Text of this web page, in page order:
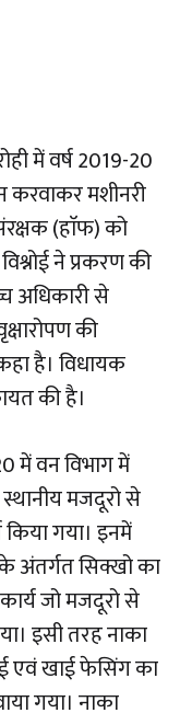
में वर्ष 2019-20
करवाकर मशीनरी
(हाॅफ) को
ने प्रकरण की
अधिकारी से
की
है। विधायक
की है।
में वन विभाग में
मजदूरो से
गया। इनमें
अंतर्गत सिक्खो का
जो मजदूरो से
इसी तरह नाका
एवं खाई फेसिंग का
गया। नाका